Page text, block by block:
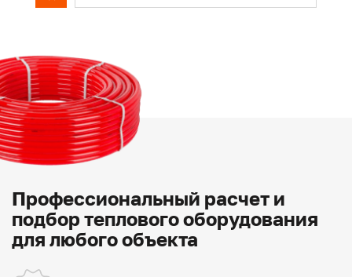
Профессиональный расчет и
подбор теплового оборудования
для любого объекта